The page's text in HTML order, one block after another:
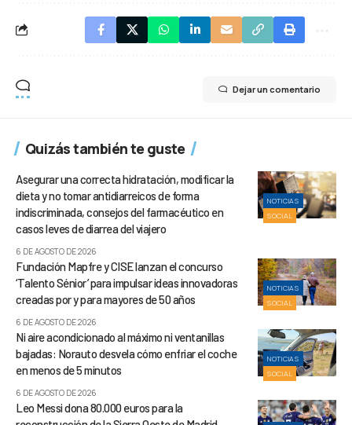
Dejar un comentario
Quizás también te guste
NOTICIAS
SOCIAL
Asegurar una correcta hidratación, modificar la
dieta y no tomar antidiarreicos de forma
indiscriminada, consejos del farmacéutico en
casos leves de diarrea del viajero
6 DE AGOSTO DE 2026
NOTICIAS
SOCIAL
Fundación Mapfre y CISE lanzan el concurso
‘Talento Sénior’ para impulsar ideas innovadoras
creadas por y para mayores de 50 años
6 DE AGOSTO DE 2026
NOTICIAS
SOCIAL
Ni aire acondicionado al máximo ni ventanillas
bajadas: Norauto desvela cómo enfriar el coche
en menos de 5 minutos
6 DE AGOSTO DE 2026
Leo Messi dona 80.000 euros para la